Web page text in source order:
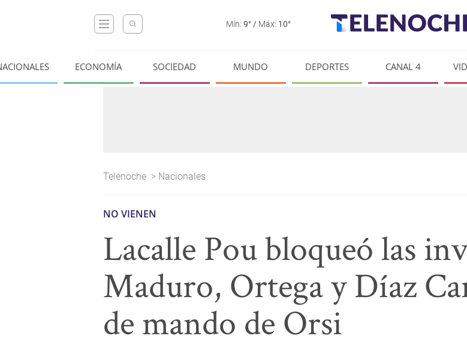
Mín: 9° / Máx: 10°
ECONOMÍA SOCIEDAD MUNDO DEPORTES CANAL 4
Telenoche > Nacionales
NO VIENEN
Lacalle Pou bloqueó las
Maduro, Ortega y Díaz
de mando de Orsi